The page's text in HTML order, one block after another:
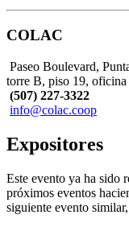
COLAC
Paseo Boulevard,
torre B, piso 19, oficina
(507) 227-3322
info@colac.coop
Expositores
Este evento ya ha sido
próximos eventos
siguiente evento